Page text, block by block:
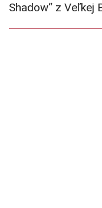
Shadow“ z Veľkej